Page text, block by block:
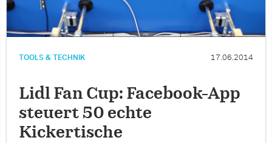
TOOLS & TECHNIK 17.06.2014
Lidl Fan Cup: Facebook-App
steuert 50 echte
Kickertische